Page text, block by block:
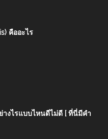
คืออะไร
างไรแบบไหนดีไม่ดี [ ที่นี่มีคำ